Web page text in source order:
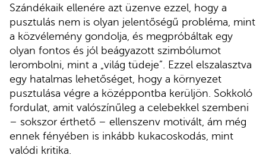
Szándékaik ellenére azt üzenve ezzel, hogy a
pusztulás nem is olyan jelentőségű probléma, mint
a közvélemény gondolja, és megpróbáltak egy
olyan fontos és jól beágyazott szimbólumot
lerombolni, mint a „világ tüdeje”. Ezzel elszalasztva
egy hatalmas lehetőséget, hogy a környezet
pusztulása végre a középpontba kerüljön. Sokkoló
fordulat, amit valószínűleg a celebekkel szembeni
– sokszor érthető – ellenszenv motivált, ám még
ennek fényében is inkább kukacoskodás, mint
valódi kritika.